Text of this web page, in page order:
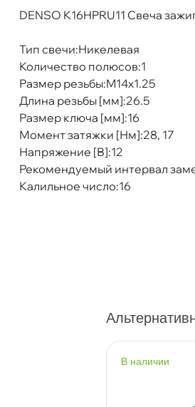
DENSO K16HPRU11 Свеча
Тип свечи:Никелевая
Количество полюсов:1
Размер резьбы:M14x1.25
Длина резьбы [мм]:26.5
Размер ключа [мм]:16
Момент затяжки [Нм]:28, 17
Напряжение [В]:12
Рекомендуемый интервал
Калильное число:16
Бренд
Denso
наличии
DENSO K16HPRU11
Бесплатная
Самовывоз
Богатырский пр. 12
Сегодня, бесплатно
н. Обводного